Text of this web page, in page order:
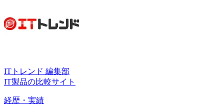
ITトレンド 編集部
IT製品の比較サイト
経歴・実績